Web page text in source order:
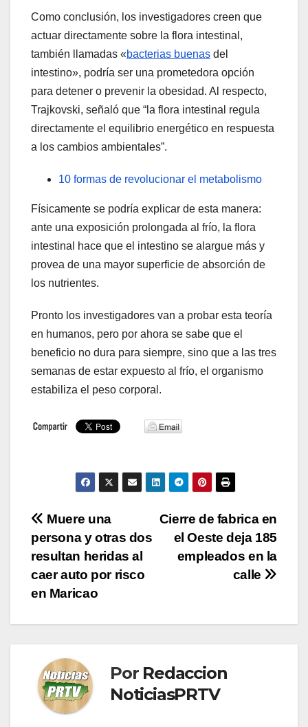
Como conclusión, los investigadores creen que
actuar directamente sobre la flora intestinal,
también llamadas «bacterias buenas del
intestino», podría ser una prometedora opción
para detener o prevenir la obesidad. Al respecto,
Trajkovski, señaló que “la flora intestinal regula
directamente el equilibrio energético en respuesta
a los cambios ambientales”.
10 formas de revolucionar el metabolismo
Físicamente se podría explicar de esta manera:
ante una exposición prolongada al frío, la flora
intestinal hace que el intestino se alargue más y
provea de una mayor superficie de absorción de
los nutrientes.
Pronto los investigadores van a probar esta teoría
en humanos, pero por ahora se sabe que el
beneficio no dura para siempre, sino que a las tres
semanas de estar expuesto al frío, el organismo
estabiliza el peso corporal.
Navegación
de
entradas
Cierre de fabrica en
el Oeste deja 185
empleados en la
calle
Muere una
persona y otras dos
resultan heridas al
caer auto por risco
en Maricao
Por Redaccion
NoticiasPRTV